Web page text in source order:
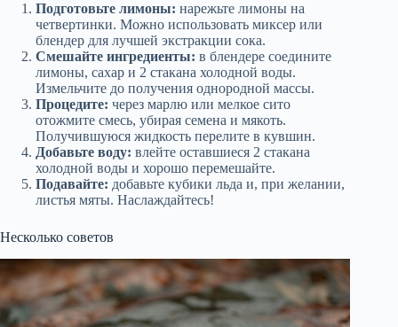
Подготовьте лимоны: нарежьте лимоны на
четвертинки. Можно использовать миксер или
блендер для лучшей экстракции сока.
Смешайте ингредиенты: в блендере соедините
лимоны, сахар и 2 стакана холодной воды.
Измельчите до получения однородной массы.
Процедите: через марлю или мелкое сито
отожмите смесь, убирая семена и мякоть.
Получившуюся жидкость перелите в кувшин.
Добавьте воду: влейте оставшиеся 2 стакана
холодной воды и хорошо перемешайте.
Подавайте: добавьте кубики льда и, при желании,
листья мяты. Наслаждайтесь!
Несколько советов